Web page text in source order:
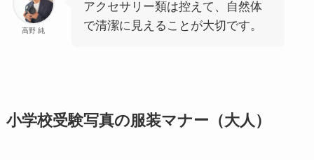
高野 純
アクセサリー類は控えて、自然体
で清潔に見えることが大切です。
小学校受験写真の服装マナー（大人）